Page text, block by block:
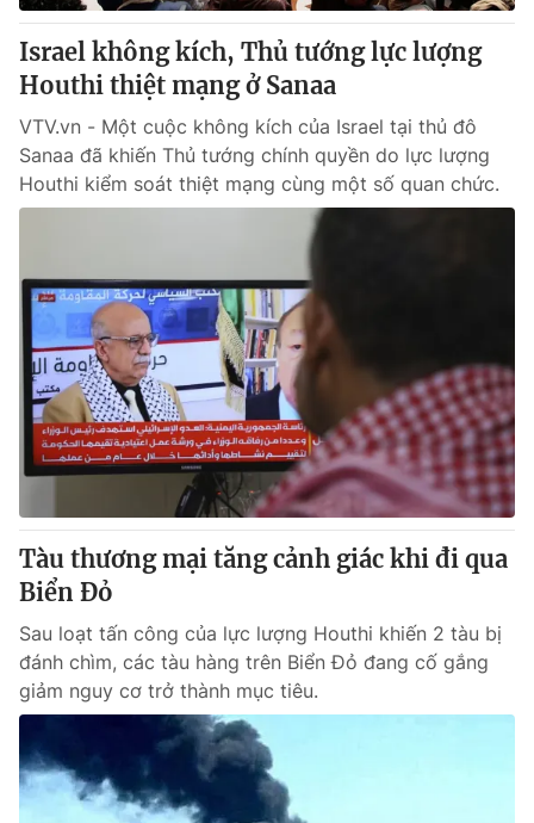
Israel không kích, Thủ tướng lực lượng
Houthi thiệt mạng ở Sanaa
VTV.vn - Một cuộc không kích của Israel tại thủ đô
Sanaa đã khiến Thủ tướng chính quyền do lực lượng
Houthi kiểm soát thiệt mạng cùng một số quan chức.
Tàu thương mại tăng cảnh giác khi đi qua
Biển Đỏ
Sau loạt tấn công của lực lượng Houthi khiến 2 tàu bị
đánh chìm, các tàu hàng trên Biển Đỏ đang cố gắng
giảm nguy cơ trở thành mục tiêu.